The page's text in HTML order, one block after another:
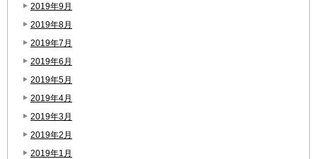
2019年9月
2019年8月
2019年7月
2019年6月
2019年5月
2019年4月
2019年3月
2019年2月
2019年1月